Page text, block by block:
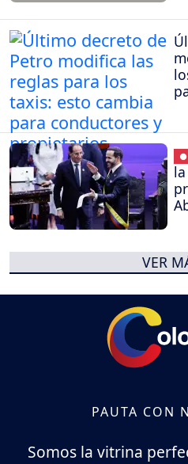
●
VER
PAUTA CON
Somos la vitrina